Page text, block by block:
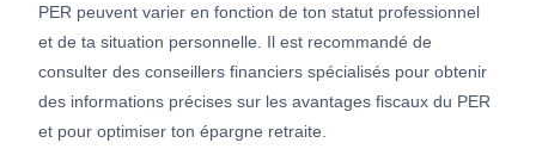
PER peuvent varier en fonction de ton statut professionnel
et de ta situation personnelle. Il est recommandé de
consulter des conseillers financiers spécialisés pour obtenir
des informations précises sur les avantages fiscaux du PER
et pour optimiser ton épargne retraite.